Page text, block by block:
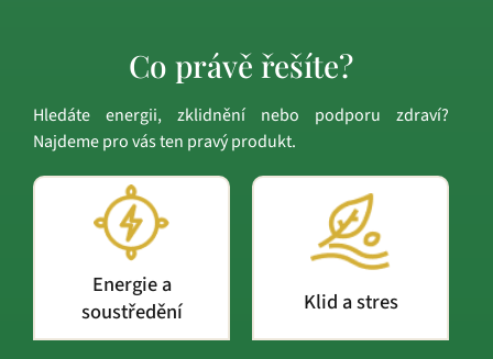
Co právě řešíte?
Hledáte energii, zklidnění nebo podporu zdraví?
Najdeme pro vás ten pravý produkt.
Energie a
soustředění
Klid a stres